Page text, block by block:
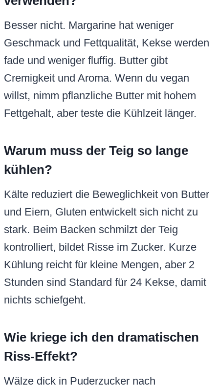
Besser nicht. Margarine hat weniger
Geschmack und Fettqualität, Kekse werden
fade und weniger fluffig. Butter gibt
Cremigkeit und Aroma. Wenn du vegan
willst, nimm pflanzliche Butter mit hohem
Fettgehalt, aber teste die Kühlzeit länger.
Warum muss der Teig so lange
kühlen?
Kälte reduziert die Beweglichkeit von Butter
und Eiern, Gluten entwickelt sich nicht zu
stark. Beim Backen schmilzt der Teig
kontrolliert, bildet Risse im Zucker. Kurze
Kühlung reicht für kleine Mengen, aber 2
Stunden sind Standard für 24 Kekse, damit
nichts schiefgeht.
Wie kriege ich den dramatischen
Riss-Effekt?
Wälze dick in Puderzucker nach